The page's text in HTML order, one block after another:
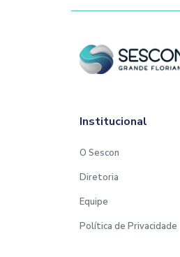
Institucional
O Sescon
Diretoria
Equipe
Política de Privacidade